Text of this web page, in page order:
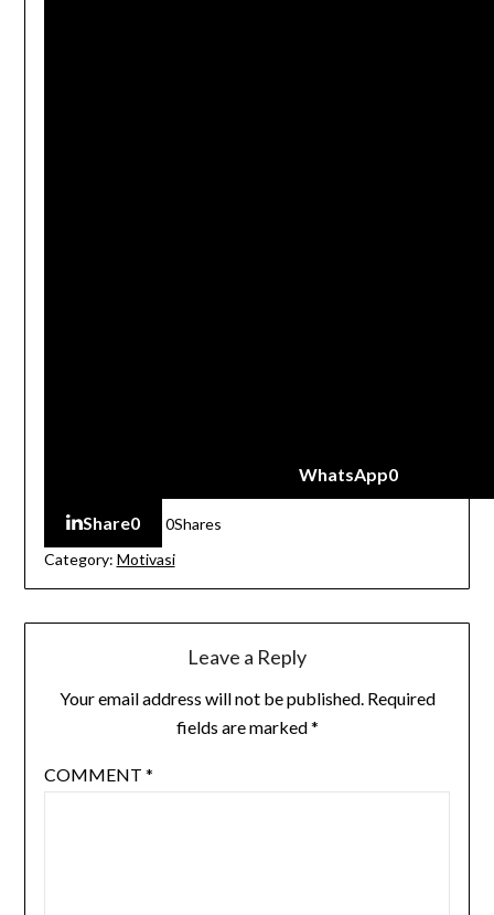
WhatsApp0
Share0 0Shares
Category: Motivasi
Leave a Reply
Your email address will not be published. Required
fields are marked*
COMMENT *